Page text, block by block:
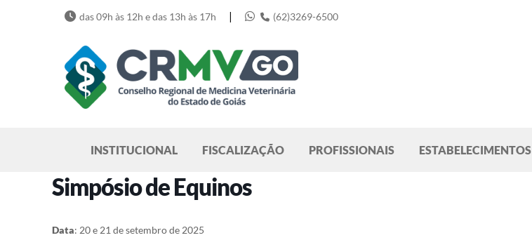
das 09h às 12h e das 13h às 17h | (62)3269-6500
INSTITUCIONAL FISCALIZAÇÃO PROFISSIONAIS ESTABELECIMENTOS
Simpósio de Equinos
Data: 20 e 21 de setembro de 2025